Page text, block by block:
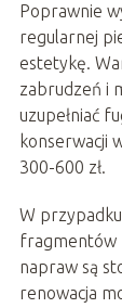
Poprawnie
regularnej
estetykę.
zabrudzeń i
uzupełniać
konserwacji
300-600 zł.
W
fragmentów
napraw są
renowacja